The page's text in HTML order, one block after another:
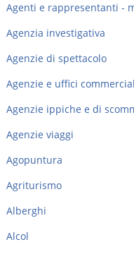
Agenti e rappresentanti -
Agenzia investigativa
Agenzie di spettacolo
Agenzie e uffici
Agenzie ippiche e di
Agenzie viaggi
Agopuntura
Agriturismo
Alberghi
Alcol